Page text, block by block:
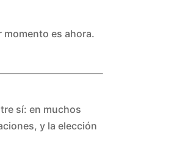
es ahora.
sí: en muchos
y la elección